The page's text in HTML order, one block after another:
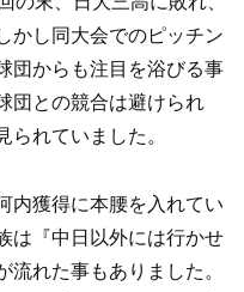
かし同大会でのピッチン
団からも注目を浴びる事
団との競合は避けられ
れていました。
内獲得に本腰を入れてい
は『中日以外には行かせ
れた事もありました。